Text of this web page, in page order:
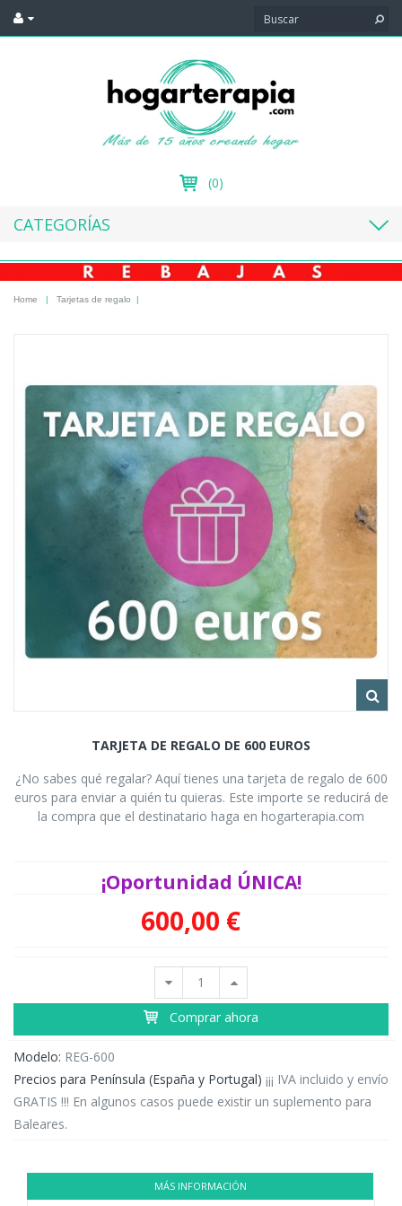
(0)
CATEGORÍAS
Home | Tarjetas de regalo |
TARJETA DE REGALO DE 600 EUROS
¿No sabes qué regalar? Aquí tienes una tarjeta de regalo de 600
euros para enviar a quién tu quieras. Este importe se reducirá de
la compra que el destinatario haga en hogarterapia.com
¡Oportunidad ÚNICA!
600,00 €
Comprar ahora
Modelo: REG-600
Precios para Península (España y Portugal) ¡¡¡ IVA incluido y envío
GRATIS !!! En algunos casos puede existir un suplemento para
Baleares.
MÁS INFORMACIÓN